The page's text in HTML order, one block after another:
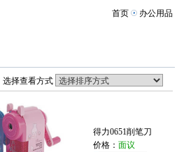
首页 办公用品
选择查看方式
得力0651削笔刀
价格： 面议